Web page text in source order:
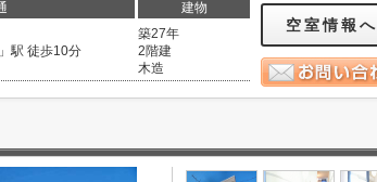
建物
」駅 徒歩10分
築27年
2階建
木造
空室情報へ